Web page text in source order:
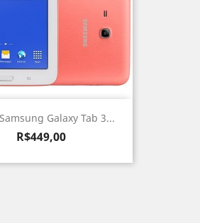
Galaxy Tab 3...
Preço
R$449,00